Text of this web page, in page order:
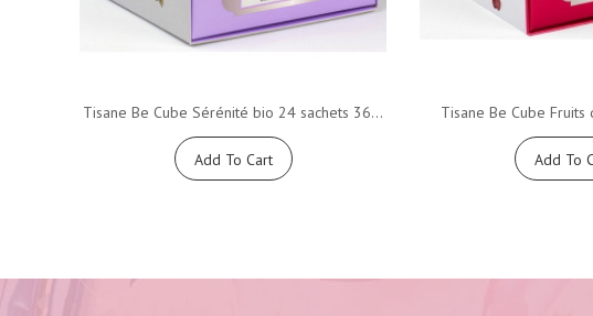
Tisane Be Cube Sérénité bio 24 sachets 36...
Add To Cart
Tisane Be Cube
Add To